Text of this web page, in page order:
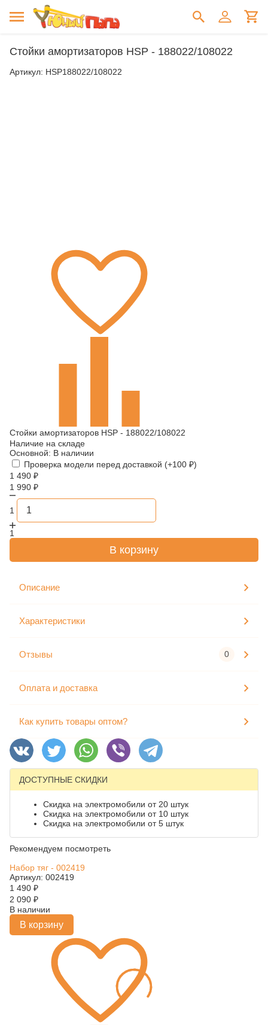
Стойки амортизаторов HSP - 188022/108022
Артикул: HSP188022/108022
Стойки амортизаторов HSP - 188022/108022
Наличие на складе
Основной: В наличии
Проверка модели перед доставкой (+100 ₽)
1 490 ₽
1 990 ₽
1
1
В корзину
Описание
Характеристики
Отзывы 0
Оплата и доставка
Как купить товары оптом?
ДОСТУПНЫЕ СКИДКИ
Скидка на электромобили от 20 штук
Скидка на электромобили от 10 штук
Скидка на электромобили от 5 штук
Рекомендуем посмотреть
Набор тяг - 002419
Артикул: 002419
1 490 ₽
2 090 ₽
В наличии
В корзину